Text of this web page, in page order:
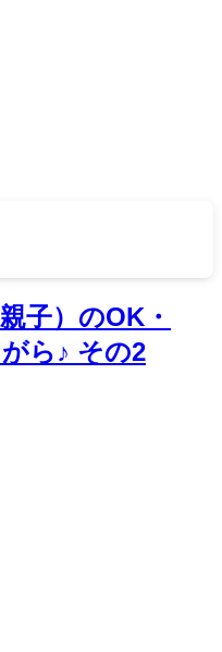
子）のOK・
ら♪ その2